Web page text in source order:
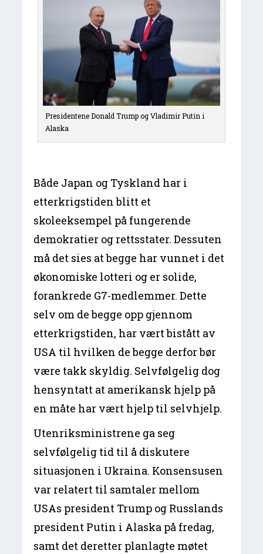
Presidentene Donald Trump og Vladimir Putin i
Alaska
Både Japan og Tyskland har i
etterkrigstiden blitt et
skoleeksempel på fungerende
demokratier og rettsstater. Dessuten
må det sies at begge har vunnet i det
økonomiske lotteri og er solide,
forankrede G7-medlemmer. Dette
selv om de begge opp gjennom
etterkrigstiden, har vært bistått av
USA til hvilken de begge derfor bør
være takk skyldig. Selvfølgelig dog
hensyntatt at amerikansk hjelp på
en måte har vært hjelp til selvhjelp.
Utenriksministrene ga seg
selvfølgelig tid til å diskutere
situasjonen i Ukraina. Konsensusen
var relatert til samtaler mellom
USAs president Trump og Russlands
president Putin i Alaska på fredag,
samt det deretter planlagte møtet